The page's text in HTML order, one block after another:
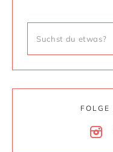
FOLGE